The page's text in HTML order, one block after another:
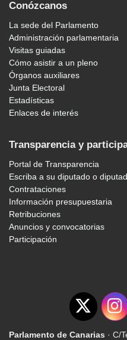
Conózcanos
La sede del Parlamento
Administración parlamentaria
Visitas guiadas
Cómo asistir a un pleno
Órganos auxiliares
Junta Electoral
Estadísticas
Enlaces de interés
Transparencia y
Portal de Transparencia
Escriba a su diputado o
Contrataciones
Información presupuestaria
Retribuciones
Anuncios y convocatorias
Participación
Parlamento de Canarias · C/